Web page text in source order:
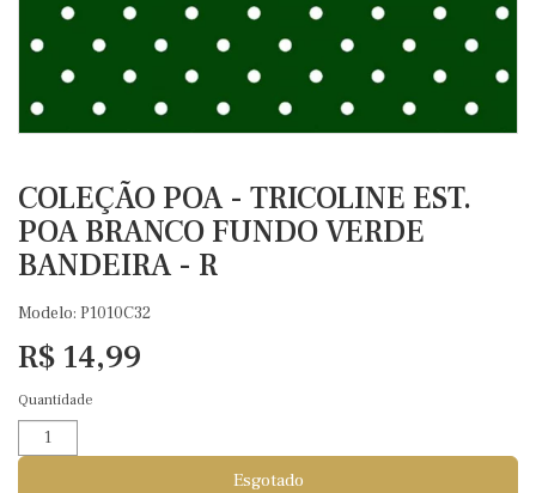
COLEÇÃO POA - TRICOLINE EST.
POA BRANCO FUNDO VERDE
BANDEIRA - R
Modelo: P1010C32
R$ 14,99
Quantidade
Esgotado